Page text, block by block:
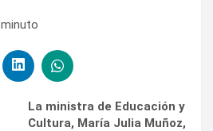
minuto
La ministra de Educación y
Cultura, María Julia Muñoz,